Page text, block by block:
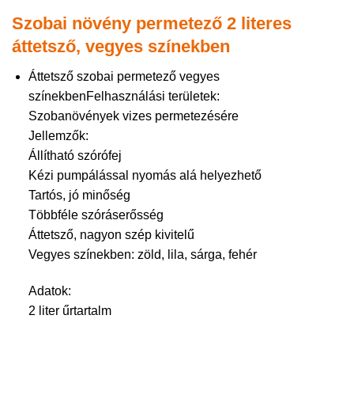
Szobai növény permetező 2 literes
áttetsző, vegyes színekben
Áttetsző szobai permetező vegyes
színekbenFelhasználási területek:
Szobanövények vizes permetezésére
Jellemzők:
Állítható szórófej
Kézi pumpálással nyomás alá helyezhető
Tartós, jó minőség
Többféle szóráserősség
Áttetsző, nagyon szép kivitelű
Vegyes színekben: zöld, lila, sárga, fehér
Adatok:
2 liter űrtartalm